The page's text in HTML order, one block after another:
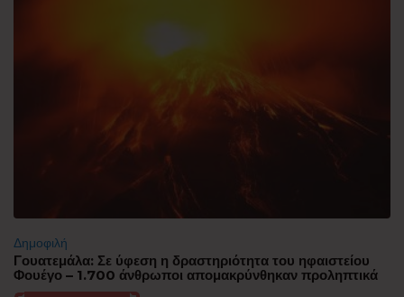
Δημοφιλή
Γουατεμάλα: Σε ύφεση η δραστηριότητα του ηφαιστείου
Φουέγο – 1.700 άνθρωποι απομακρύνθηκαν προληπτικά